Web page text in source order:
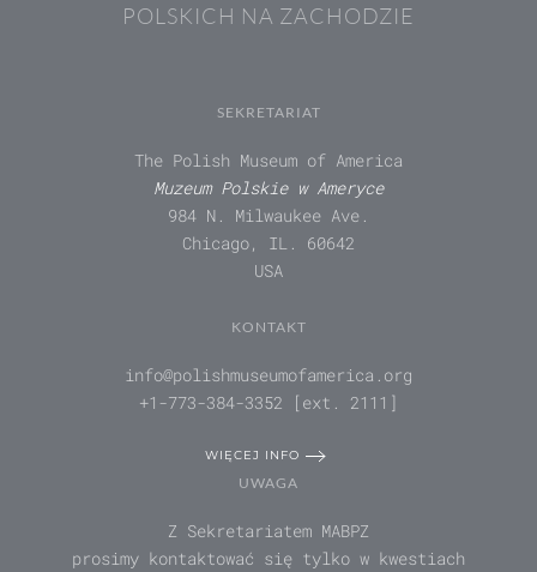
POLSKICH NA ZACHODZIE
SEKRETARIAT
The Polish Museum of America
Muzeum Polskie w Ameryce
984 N. Milwaukee Ave.
Chicago, IL. 60642
USA
KONTAKT
info@polishmuseumofamerica.org
+1-773-384-3352 [ext. 2111]
WIĘCEJ INFO
UWAGA
Z Sekretariatem MABPZ
prosimy kontaktować się tylko w kwestiach